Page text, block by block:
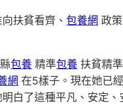
扶貧看齊、 包養網 政
包養 精準包養 扶貧精
網 在5樣子。現在她已
白了這種平凡、安定